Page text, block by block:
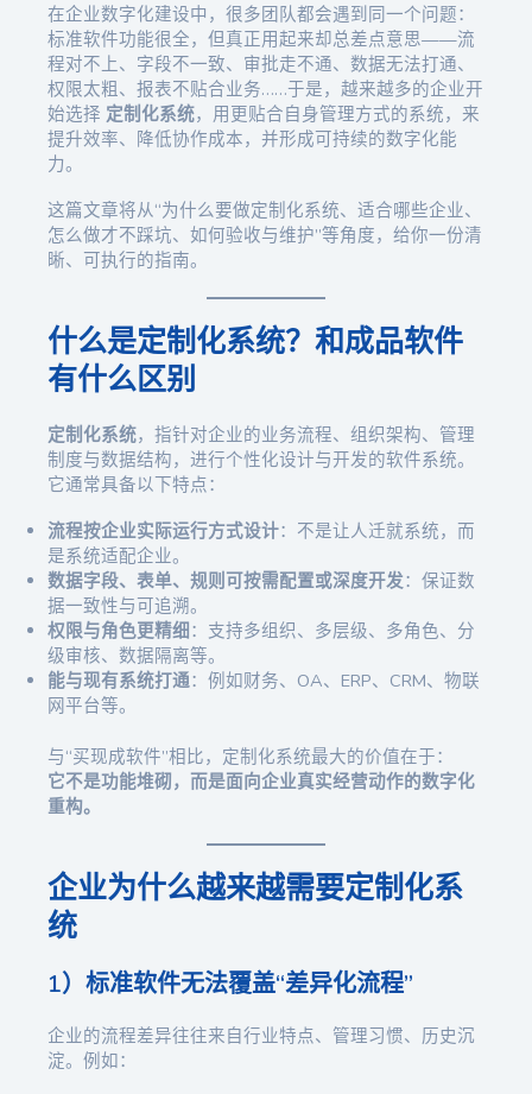
在企业数字化建设中，很多团队都会遇到同一个问题：
标准软件功能很全，但真正用起来却总差点意思——流
程对不上、字段不一致、审批走不通、数据无法打通、
权限太粗、报表不贴合业务……于是，越来越多的企业开
始选择 定制化系统，用更贴合自身管理方式的系统，来
提升效率、降低协作成本，并形成可持续的数字化能
力。
这篇文章将从“为什么要做定制化系统、适合哪些企业、
怎么做才不踩坑、如何验收与维护”等角度，给你一份清
晰、可执行的指南。
什么是定制化系统？和成品软件
有什么区别
定制化系统，指针对企业的业务流程、组织架构、管理
制度与数据结构，进行个性化设计与开发的软件系统。
它通常具备以下特点：
流程按企业实际运行方式设计：不是让人迁就系统，而
是系统适配企业。
数据字段、表单、规则可按需配置或深度开发：保证数
据一致性与可追溯。
权限与角色更精细 ：支持多组织、多层级、多角色、分
级审核、数据隔离等。
能与现有系统打通：例如财务、OA、ERP、CRM、物联
网平台等。
与“买现成软件”相比，定制化系统最大的价值在于：
它不是功能堆砌，而是面向企业真实经营动作的数字化
重构。
企业为什么越来越需要定制化系
统
1）标准软件无法覆盖“差异化流程”
企业的流程差异往往来自行业特点、管理习惯、历史沉
淀。例如：